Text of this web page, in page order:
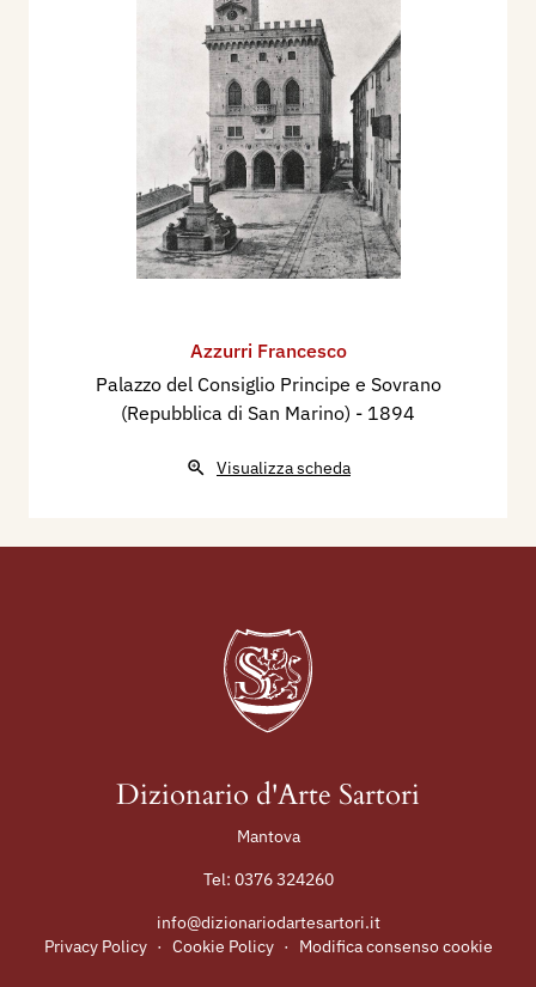
Azzurri Francesco
Palazzo del Consiglio Principe e Sovrano
(Repubblica di San Marino) - 1894
Visualizza scheda
Dizionario d'Arte Sartori
Mantova
Tel: 0376 324260
info@dizionariodartesartori.it
Privacy Policy · Cookie Policy · Modifica consenso cookie